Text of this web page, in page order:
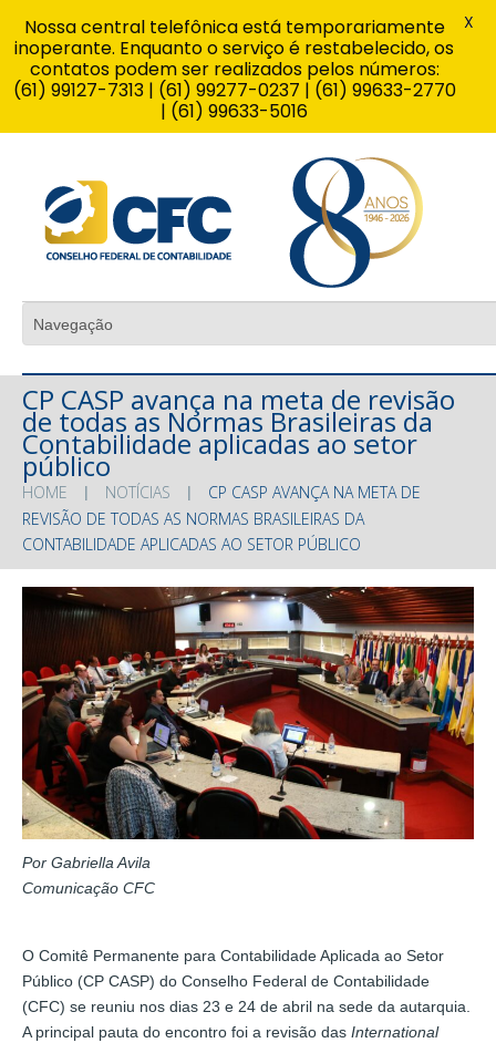
CP CASP avança na meta de revisão
de todas as Normas Brasileiras da
Contabilidade aplicadas ao setor
público
HOME NOTÍCIAS
CP CASP AVANÇA NA META DE
REVISÃO DE TODAS AS NORMAS BRASILEIRAS DA
CONTABILIDADE APLICADAS AO SETOR PÚBLICO
Por Gabriella Avila
Comunicação CFC
O Comitê Permanente para Contabilidade Aplicada ao Setor
Público (CP CASP) do Conselho Federal de Contabilidade
(CFC) se reuniu nos dias 23 e 24 de abril na sede da autarquia.
A principal pauta do encontro foi a revisão das International
Nossa central telefônica está temporariamente
inoperante. Enquanto o serviço é restabelecido, os
contatos podem ser realizados pelos números:
(61) 99127-7313 | (61) 99277-0237 | (61) 99633-2770
| (61) 99633-5016
X